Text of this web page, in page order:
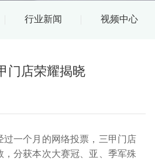
行业新闻 视频中心
门店荣耀揭晓
一个月的网络投票，三甲门店
分获本次大赛冠、亚、季军殊